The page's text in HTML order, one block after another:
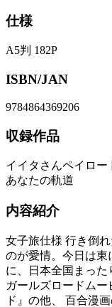
仕様
A5判 182P
ISBN/JAN
9784864369206
収録作品
イイタさんペイロー
あなたの軌道
内容紹介
女子旅仕様 行き倒
のが愛情。今日は東
に、日本全国まっ
ガールズロードム
ド』の他、 百合漫